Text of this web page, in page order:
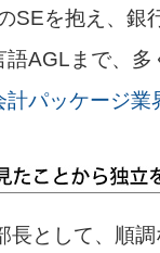
SEを抱え、銀
AGLまで、
計パッケージ業
長として、順